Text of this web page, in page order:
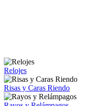
Relojes
Risas y Caras Riendo